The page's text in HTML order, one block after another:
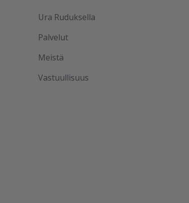
Ura Ruduksella
Palvelut
Meistä
Vastuullisuus